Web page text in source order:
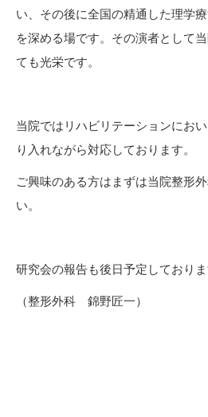
い、その後に全国の精通した理学
を深める場です。その演者として
ても光栄です。
当院ではリハビリテーションにお
り入れながら対応しております。
ご興味のある方はまずは当院整形
い。
研究会の報告も後日予定しておりま
（整形外科 錦野匠一）